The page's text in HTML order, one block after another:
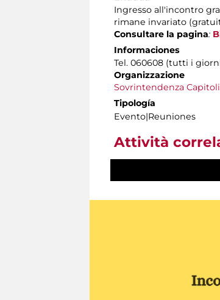
Ingresso all'incontro
rimane invariato
Consultare la pagina:
Informaciones
Tel. 060608 (tutti i
Organizzazione
Sovrintendenza
Tipología
Evento|Reuniones
Attività